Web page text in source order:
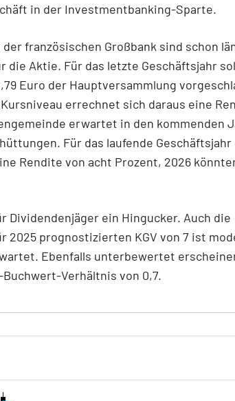
in der Investmentbanking-Sparte.
französischen Großbank sind schon
Aktie. Für das letzte Geschäftsjahr
Euro der Hauptversammlung
errechnet sich daraus eine
erwartet in den kommenden
Für das laufende
Rendite von acht Prozent, 2026
Dividendenjäger ein Hingucker. Auch die
2025 prognostizierten KGV von 7 ist
Ebenfalls unterbewertet
Verhältnis von 0,7.